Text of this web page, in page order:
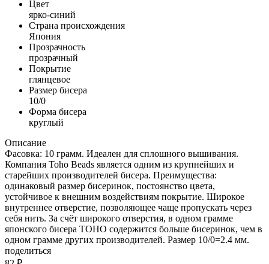
Цвет
ярко-синий
Страна происхождения
Япония
Прозрачность
прозрачный
Покрытие
глянцевое
Размер бисера
10/0
Форма бисера
круглый
Описание
Фасовка: 10 грамм. Идеален для сплошного вышивания.
Компания Toho Beads является одним из крупнейших и
старейших производителей бисера. Преимущества:
одинаковый размер бисеринок, постоянство цвета,
устойчивое к внешним воздействиям покрытие. Широкое
внутреннее отверстие, позволяющее чаще пропускать через
себя нить. За счёт широкого отверстия, в одном грамме
японского бисера TOHO содержится больше бисеринок, чем в
одном грамме других производителей. Размер 10/0=2.4 мм.
поделиться